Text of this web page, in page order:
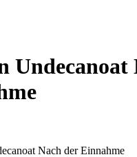
Undecanoat
Nach der Einnahme